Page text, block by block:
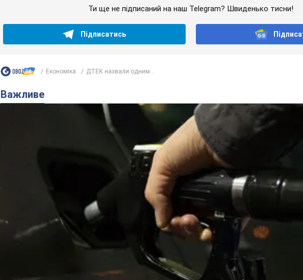
Ти ще не підписаний на наш Telegram? Швиденько тисни!
Підписатись
Економіка ДТЕК назвали одним...
Важливе